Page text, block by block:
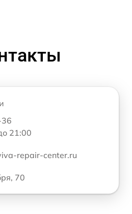
21:00
repair-center.ru
70